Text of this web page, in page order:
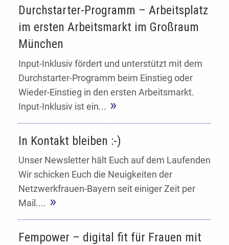
Durchstarter-Programm – Arbeitsplatz
im ersten Arbeitsmarkt im Großraum
München
Input-Inklusiv fördert und unterstützt mit dem
Durchstarter-Programm beim Einstieg oder
Wieder-Einstieg in den ersten Arbeitsmarkt.
Input-Inklusiv ist ein...
In Kontakt bleiben :-)
Unser Newsletter hält Euch auf dem Laufenden
Wir schicken Euch die Neuigkeiten der
Netzwerkfrauen-Bayern seit einiger Zeit per
Mail....
Fempower – digital fit für Frauen mit